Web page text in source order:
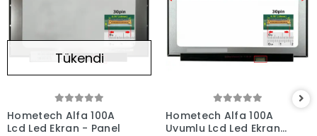
Tükendi
Hometech Alfa 100A
Lcd Led Ekran - Panel
Hometech Alfa 100A
Uyumlu Lcd Led Ekran